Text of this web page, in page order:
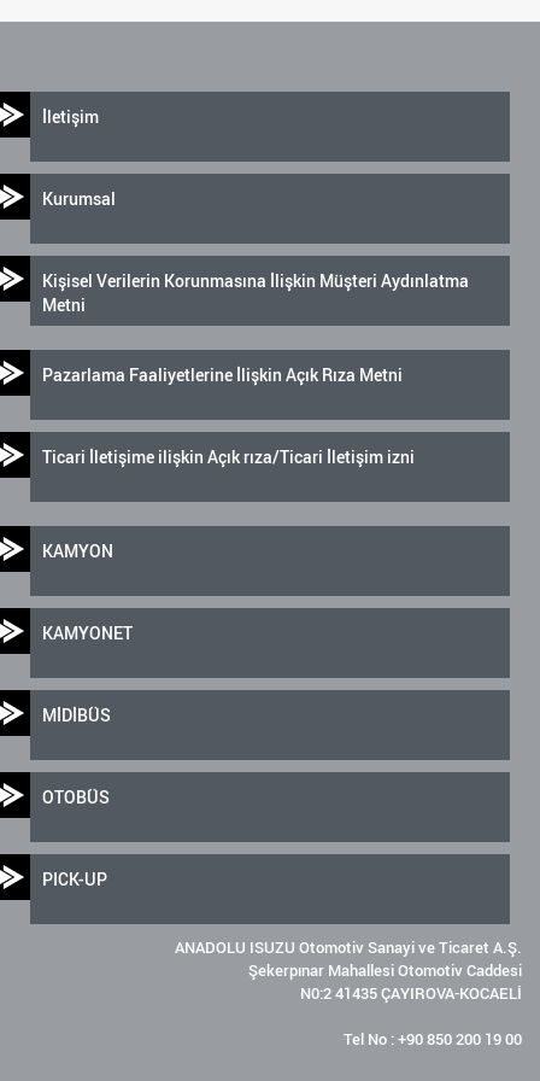
İletişim
Kurumsal
Kişisel Verilerin Korunmasına İlişkin Müşteri Aydınlatma
Metni
Pazarlama Faaliyetlerine İlişkin Açık Rıza Metni
Ticari İletişime ilişkin Açık rıza/Ticari İletişim izni
KAMYON
KAMYONET
MİDİBÜS
OTOBÜS
PICK-UP
ANADOLU ISUZU Otomotiv Sanayi ve Ticaret A.Ş.
Şekerpınar Mahallesi Otomotiv Caddesi
N0:2 41435 ÇAYIROVA-KOCAELİ
Tel No : +90 850 200 19 00